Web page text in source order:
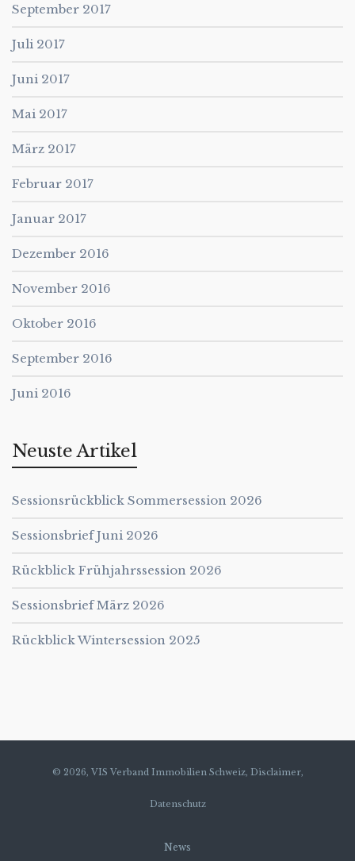
September 2017
Juli 2017
Juni 2017
Mai 2017
März 2017
Februar 2017
Januar 2017
Dezember 2016
November 2016
Oktober 2016
September 2016
Juni 2016
Neuste Artikel
Sessionsrückblick Sommersession 2026
Sessionsbrief Juni 2026
Rückblick Frühjahrssession 2026
Sessionsbrief März 2026
Rückblick Wintersession 2025
© 2026, VIS Verband Immobilien Schweiz, Disclaimer,
Datenschutz
News